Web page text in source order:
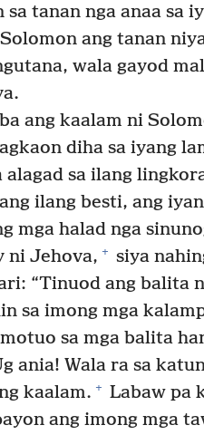
tanan nga anaa sa
ang tanan
wala gayod
ang kaalam ni
diha sa iyang
sa ilang
ilang besti, ang
mga halad nga
ni Jehova, + siya
“Tinuod ang balita
sa imong mga
sa mga balita
ania! Wala ra sa
kaalam. + Labaw pa
ang imong mga